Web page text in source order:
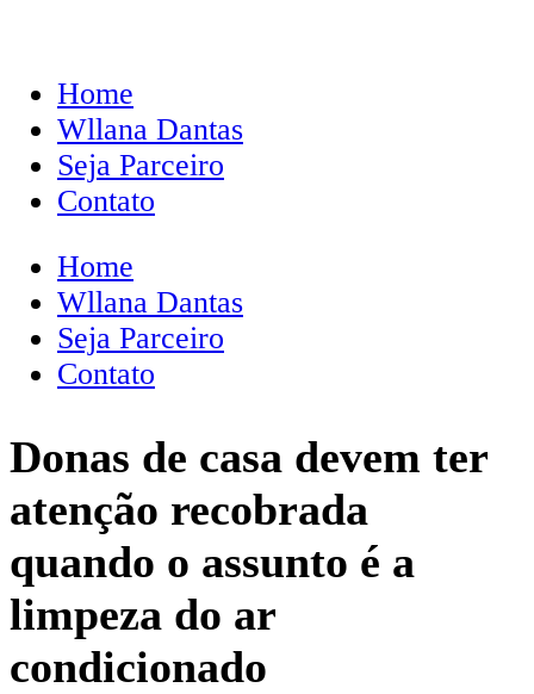
Home
Wllana Dantas
Seja Parceiro
Contato
Home
Wllana Dantas
Seja Parceiro
Contato
Donas de casa devem ter
atenção recobrada
quando o assunto é a
limpeza do ar
condicionado